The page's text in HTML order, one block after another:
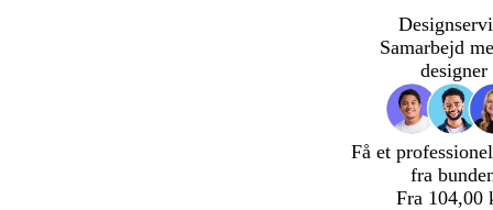
Samarbejd
designer
Få et
fra
Fra 104,00